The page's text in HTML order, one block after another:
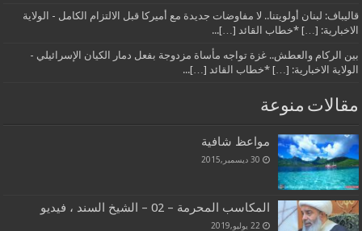
قاليباف: لبنان أولويتنا.. لا مفاوضات جديدة مع أميركا قبل الالتزام الكامل - الولاية
الاخبارية: […] *خطاب القائد […]...
بين الركام والعطش.. غزة تواجه مأساة مزدوجة بفعل دمار الكيان الإسرائيلي -
الولاية الاخبارية: […] *خطاب القائد […]...
مقالات منوعة
مواعظ شافية
30 ديسمبر,2015
المكاسب المحرمة – 02 – الشيخ السند ، فيديو
22 يوليو,2019